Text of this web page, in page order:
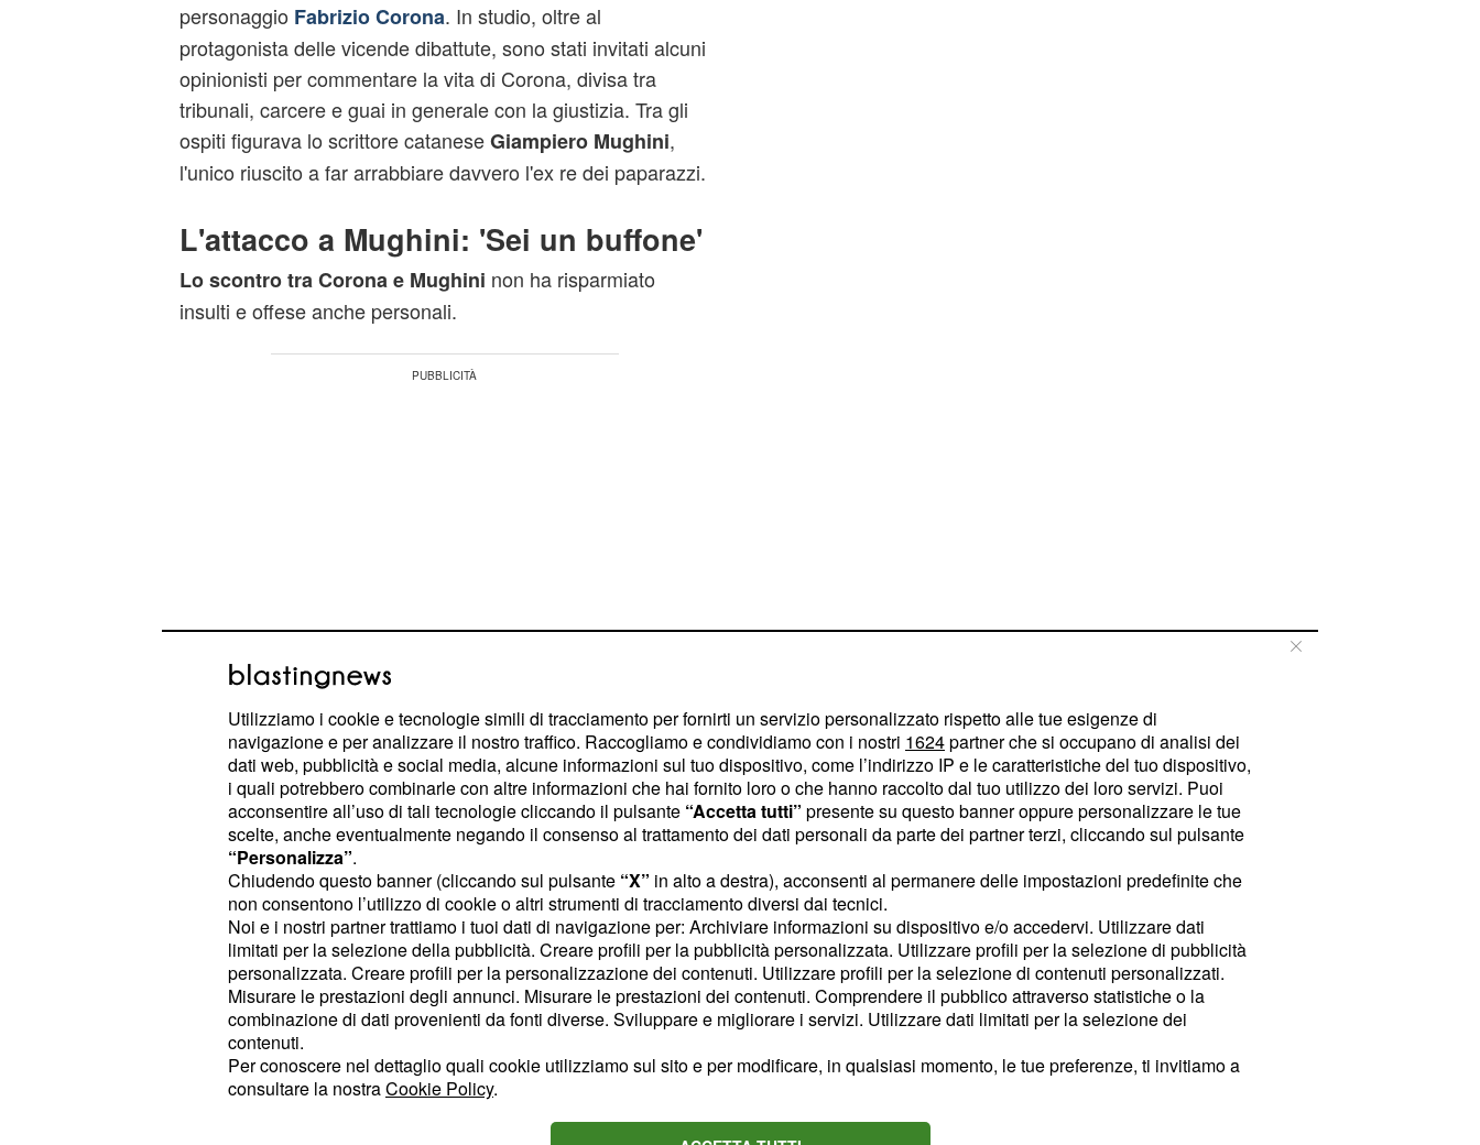
personaggio Fabrizio Corona. In studio, oltre al
protagonista delle vicende dibattute, sono stati invitati alcuni
opinionisti per commentare la vita di Corona, divisa tra
tribunali, carcere e guai in generale con la giustizia. Tra gli
ospiti figurava lo scrittore cataneseGiampiero Mughini,
l'unico riuscito a far arrabbiare davvero l'ex re dei paparazzi.
L'attacco a Mughini: 'Sei un buffone'
Lo scontro tra Corona e Mughini non ha risparmiato
insulti e offese anche personali.
Il tutto nasce quando l'ex marito di Nina Moric racconta
l'episodio dell'arresto, il momento dell'irruzione degli agenti
nella sua abitazione sotto lo sguardo intimorito dei suoi
familiari. Un racconto molto personale e intimo che ha
segnato la vita di Corona. Non la pensa così Giampiero
Mughini che mostra il proprio disappunto agitando le
braccia:questo gesto scatena il delirio. Immediatamente,
l'ex fidanzato di Belen Rodriguezparte all'attacco insultando
il giornalista: "Sei un buffone, ti compro e ti metto in
giardino a scrivere". Ma non finisce qui, l'ira funesta non si
placa e così volano altre offese: "Io posso insegnarti a fare
lo scrittore, ho venduto migliaia di copie con i miei libri non
Utilizziamo i cookie e tecnologie simili di tracciamento per fornirti un servizio personalizzato rispetto alle tue esigenze di
navigazione e per analizzare il nostro traffico. Raccogliamo e condividiamo con i nostri 1624partner che si occupano di analisi dei
dati web, pubblicità e social media, alcune informazioni sul tuo dispositivo, come l’indirizzo IP e le caratteristiche del tuo dispositivo,
i quali potrebbero combinarle con altre informazioni che hai fornito loro o che hanno raccolto dal tuo utilizzo dei loro servizi. Puoi
acconsentire all’uso di tali tecnologie cliccando il pulsante “Accetta tutti” presente su questo banner oppure personalizzare le tue
scelte, anche eventualmente negando il consenso al trattamento dei dati personali da parte dei partner terzi, cliccando sul pulsante
“Personalizza”.
Chiudendo questo banner (cliccando sul pulsante “X” in alto a destra), acconsenti al permanere delle impostazioni predefinite che
non consentono l’utilizzo di cookie o altri strumenti di tracciamento diversi dai tecnici.
Noi e i nostri partner trattiamo i tuoi dati di navigazione per: Archiviare informazioni su dispositivo e/o accedervi. Utilizzare dati
limitati per la selezione della pubblicità. Creare profili per la pubblicità personalizzata. Utilizzare profili per la selezione di pubblicità
personalizzata. Creare profili per la personalizzazione dei contenuti. Utilizzare profili per la selezione di contenuti personalizzati.
Misurare le prestazioni degli annunci. Misurare le prestazioni dei contenuti. Comprendere il pubblico attraverso statistiche o la
combinazione di dati provenienti da fonti diverse. Sviluppare e migliorare i servizi. Utilizzare dati limitati per la selezione dei
contenuti.
Per conoscere nel dettaglio quali cookie utilizziamo sul sito e per modificare, in qualsiasi momento, le tue preferenze, ti invitiamo a
consultare la nostraCookie Policy.